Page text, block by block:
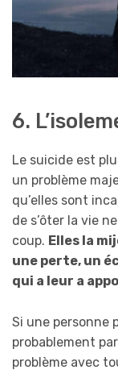
6.
Le suicide est
un problème
qu’elles sont
de s’ôter la vie
coup. Elles la
une perte, un
qui a leur a
Si une personne
probablement
problème avec